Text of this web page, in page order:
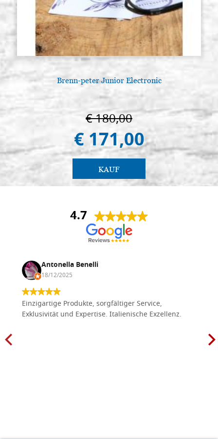
Brenn-peter Junior Electronic
€ 180,00
€ 171,00
KAUF
4.7
Antonella Benelli
18/12/2025
Einzigartige Produkte, sorgfältiger Service,
Exklusivität und Expertise. Italienische Exzellenz.